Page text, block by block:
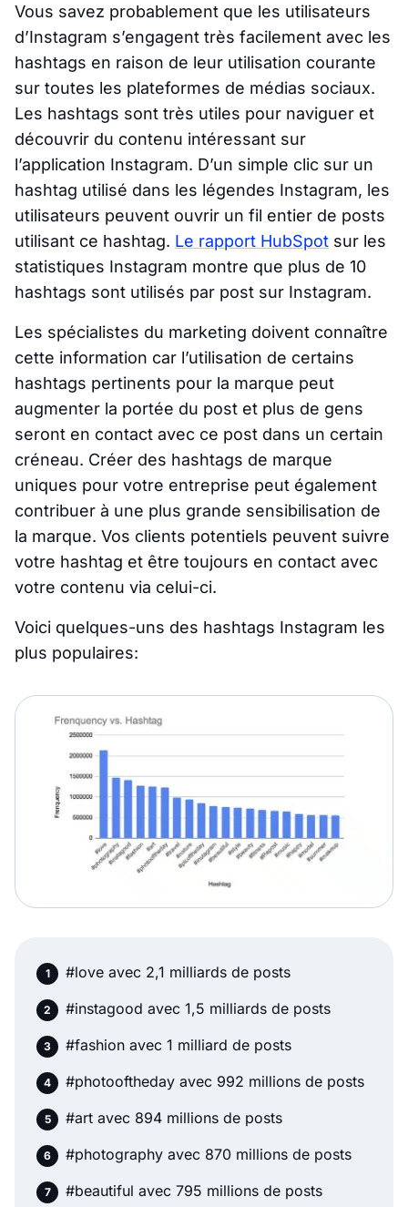
Vous savez probablement que les utilisateurs
d’Instagram s’engagent très facilement avec les
hashtags en raison de leur utilisation courante
sur toutes les plateformes de médias sociaux.
Les hashtags sont très utiles pour naviguer et
découvrir du contenu intéressant sur
l’application Instagram. D’un simple clic sur un
hashtag utilisé dans les légendes Instagram, les
utilisateurs peuvent ouvrir un fil entier de posts
utilisant ce hashtag. Le rapport HubSpot sur les
statistiques Instagram montre que plus de 10
hashtags sont utilisés par post sur Instagram.
Les spécialistes du marketing doivent connaître
cette information car l’utilisation de certains
hashtags pertinents pour la marque peut
augmenter la portée du post et plus de gens
seront en contact avec ce post dans un certain
créneau. Créer des hashtags de marque
uniques pour votre entreprise peut également
contribuer à une plus grande sensibilisation de
la marque. Vos clients potentiels peuvent suivre
votre hashtag et être toujours en contact avec
votre contenu via celui-ci.
Voici quelques-uns des hashtags Instagram les
plus populaires:
#love avec 2,1 milliards de posts
#instagood avec 1,5 milliards de posts
#fashion avec 1 milliard de posts
#photooftheday avec 992 millions de posts
#art avec 894 millions de posts
#photography avec 870 millions de posts
#beautiful avec 795 millions de posts